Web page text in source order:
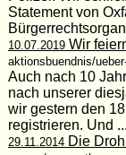
Statement von
10.07.2019Wir
aktionsbuendnis/
Auch nach 10
nach unserer
wir gestern den
registrieren. Und ...
29.11.2014Die